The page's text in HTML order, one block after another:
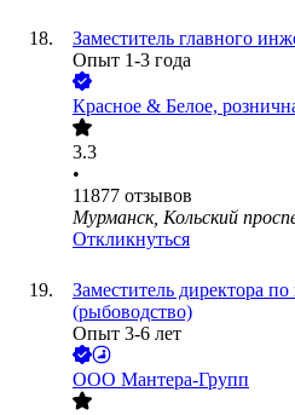
Заместитель главного
Опыт 1-3 года
Красное & Белое,
3.3
•
11877 отзывов
Мурманск, Кольский
Откликнуться
Заместитель директора
(рыбоводство)
Опыт 3-6 лет
ООО Мантера-Групп